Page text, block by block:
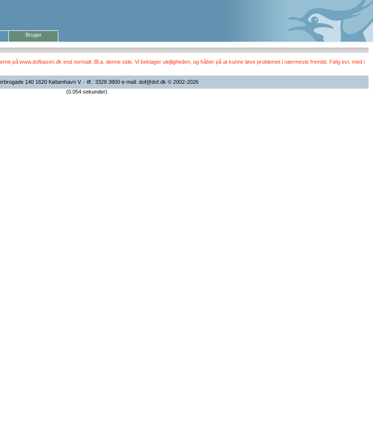
Bruger
på www.dofbasen.dk end normalt. Bl.a. denne side. Vi beklager ulejligheden, og håber på at kunne løse problemet i nærmeste fremtid. Følg evt. med i
140 1620 København V. - tlf.: 3328 3800 e-mail: dof@dof.dk © 2002-2026
(0.054 sekunder)